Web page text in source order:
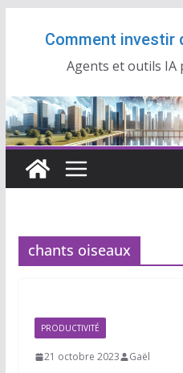
Comment investir
Agents et outils IA
chants oiseaux
PRODUCTIVITÉ
21 octobre 2023 Gaël